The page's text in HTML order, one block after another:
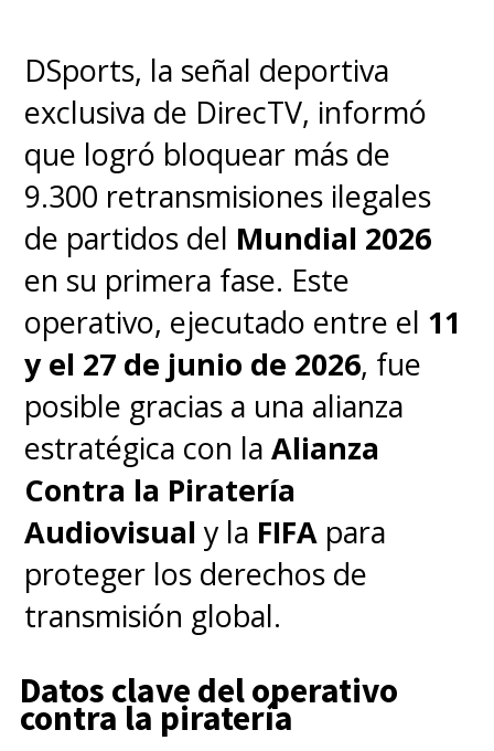
DSports, la señal deportiva
exclusiva de DirecTV, informó
que logró bloquear más de
9.300 retransmisiones ilegales
de partidos del Mundial 2026
en su primera fase. Este
operativo, ejecutado entre el 11
y el 27 de junio de 2026, fue
posible gracias a una alianza
estratégica con laAlianza
Contra la Piratería
Audiovisual y la FIFA para
proteger los derechos de
transmisión global.
Datos clave del operativo
contra la piratería